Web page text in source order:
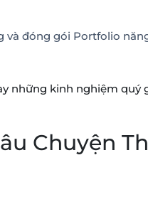
đóng gói Portfolio
những kinh nghiệm quý
Chuyện